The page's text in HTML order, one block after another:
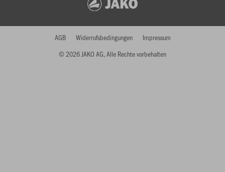
© 2026 JAKO AG, Alle Rechte vorbehalten
AGB Widerrufsbedingungen Impressum